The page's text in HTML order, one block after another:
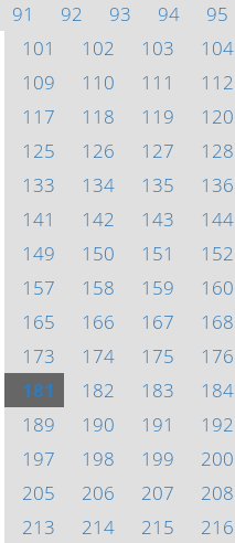
91
92 93 94 95
101
102 103 104
109
110 111 112
117
118 119 120
125
126 127 128
133
134 135 136
141
142 143 144
149
150 151 152
157
158 159 160
165
166 167 168
173
174 175 176
181
182 183 184
189
190 191 192
197
198 199 200
205
206 207 208
213
214 215 216